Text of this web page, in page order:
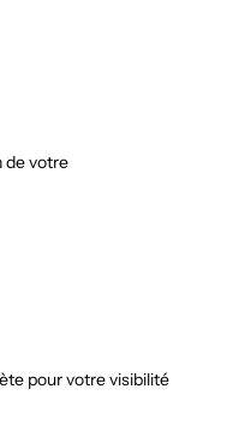
de votre
pour votre visibilité